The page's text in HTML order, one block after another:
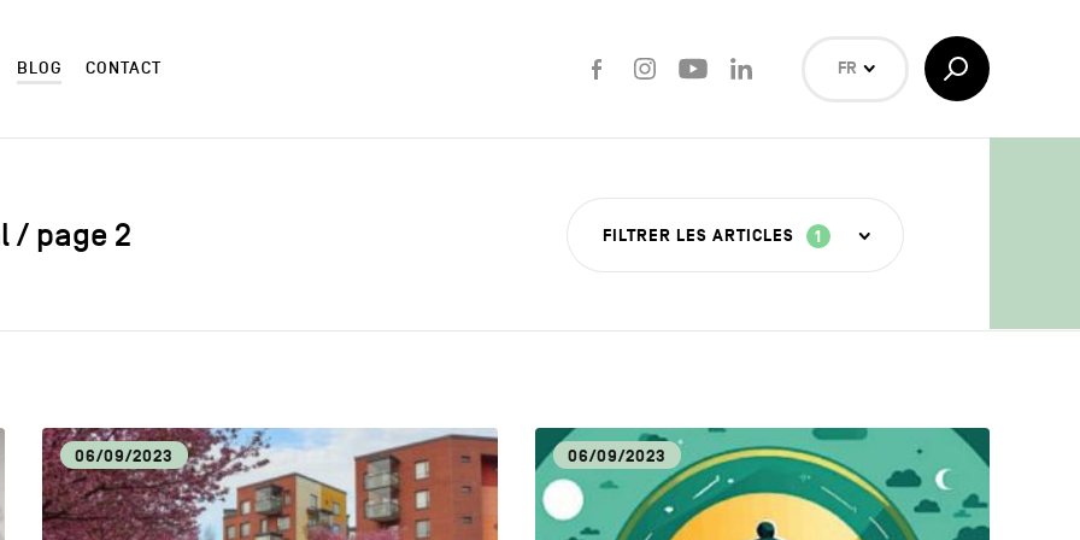
BLOG CONTACT
FacebookInstagramYoutube
FR
EN
Afficher/Masquer
la
Recherche
/ page 2 FILTRER LES ARTICLES 1
AUTRES
CULTURE DÉCOUVERTE
06/09/2023 06/09/2023